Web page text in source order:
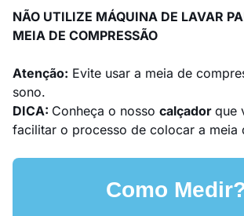
NÃO UTILIZE MÁQUINA DE LAVAR
MEIA DE COMPRESSÃO
Atenção: Evite usar a meia de
sono.
DICA: Conheça o nosso calçador que
facilitar o processo de colocar a meia
Como